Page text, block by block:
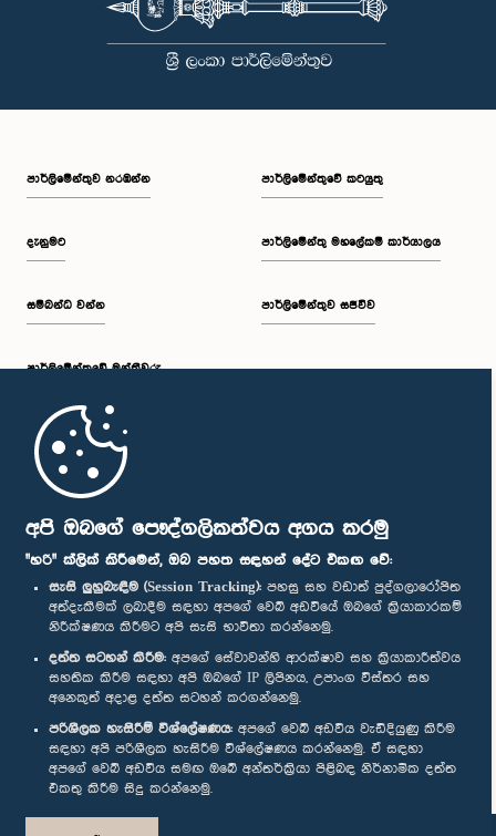
අපි ඔබගේ පෞද්ගලිකත්වය අගය කරමු
"හරි" ක්ලික් කිරීමෙන්, ඔබ පහත සඳහන් දේට එකඟ වේ:
සැසි ලුහුබැඳීම (Session Tracking): පහසු සහ වඩාත් පුද්ගලාරෝපිත
අත්දැකීමක් ලබාදීම සඳහා අපගේ වෙබ් අඩවියේ ඔබගේ ක්‍රියාකාරකම්
නිරීක්ෂණය කිරීමට අපි සැසි භාවිතා කරන්නෙමු.
දත්ත සටහන් කිරීම: අපගේ සේවාවන්හි ආරක්ෂාව සහ ක්‍රියාකාරීත්වය
සහතික කිරීම සඳහා අපි ඔබගේ IP ලිපිනය, උපාංග විස්තර සහ
අනෙකුත් අදාළ දත්ත සටහන් කරගන්නෙමු.
පරිශීලක හැසිරීම් විශ්ලේෂණය: අපගේ වෙබ් අඩවිය වැඩිදියුණු කිරීම
සඳහා අපි පරිශීලක හැසිරීම විශ්ලේෂණය කරන්නෙමු. ඒ සඳහා
අපගේ වෙබ් අඩවිය සමඟ ඔබේ අන්තර්ක්‍රියා පිළිබඳ නිර්නාමික දත්ත
එකතු කිරීම සිදු කරන්නෙමු.
පාර්ලි‌මේන්තුව නරඹන්න
දැනුමට
සම්බන්ධ වන්න
පාර්ලි‌මේන්තුවේ මන්ත්‍රීවරු
මුල් පිටුව
පාර්ලිමේන්තුවේ කටයුතු
පාර්ලිමේන්තු මහලේකම් කාර්යාලය
පාර්ලිමේන්තුව සජීවීව
පාර්ලිමේන්තු ජංගම යෙදුම
අප හා සම්බන්ධ වී සිටින්න :
සම්මාන
පෞද්ගලිකත්ව ප්‍රතිපත්තිය